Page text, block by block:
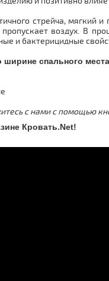
стрейча, мягкий
пропускает воздух. В
и бактерицидные
ширине спального
с нами с помощью
Кровать.Net!